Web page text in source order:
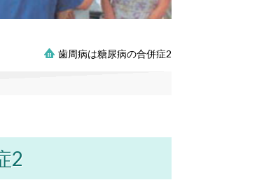
歯周病は糖尿病の合併症2
2